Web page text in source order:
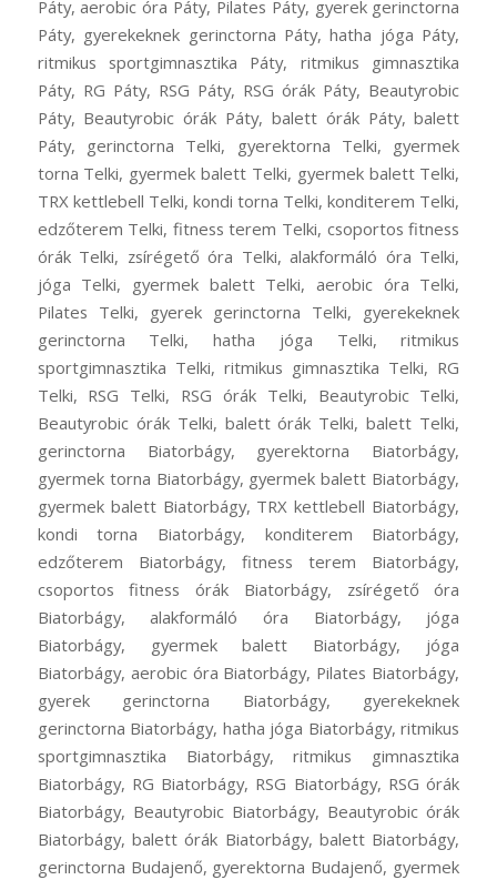
Páty, aerobic óra Páty, Pilates Páty, gyerek gerinctorna
Páty, gyerekeknek gerinctorna Páty, hatha jóga Páty,
ritmikus sportgimnasztika Páty, ritmikus gimnasztika
Páty, RG Páty, RSG Páty, RSG órák Páty, Beautyrobic
Páty, Beautyrobic órák Páty, balett órák Páty, balett
Páty, gerinctorna Telki, gyerektorna Telki, gyermek
torna Telki, gyermek balett Telki, gyermek balett Telki,
TRX kettlebell Telki, kondi torna Telki, konditerem Telki,
edzőterem Telki, fitness terem Telki, csoportos fitness
órák Telki, zsírégető óra Telki, alakformáló óra Telki,
jóga Telki, gyermek balett Telki, aerobic óra Telki,
Pilates Telki, gyerek gerinctorna Telki, gyerekeknek
gerinctorna Telki, hatha jóga Telki, ritmikus
sportgimnasztika Telki, ritmikus gimnasztika Telki, RG
Telki, RSG Telki, RSG órák Telki, Beautyrobic Telki,
Beautyrobic órák Telki, balett órák Telki, balett Telki,
gerinctorna Biatorbágy, gyerektorna Biatorbágy,
gyermek torna Biatorbágy, gyermek balett Biatorbágy,
gyermek balett Biatorbágy, TRX kettlebell Biatorbágy,
kondi torna Biatorbágy, konditerem Biatorbágy,
edzőterem Biatorbágy, fitness terem Biatorbágy,
csoportos fitness órák Biatorbágy, zsírégető óra
Biatorbágy, alakformáló óra Biatorbágy, jóga
Biatorbágy, gyermek balett Biatorbágy, jóga
Biatorbágy, aerobic óra Biatorbágy, Pilates Biatorbágy,
gyerek gerinctorna Biatorbágy, gyerekeknek
gerinctorna Biatorbágy, hatha jóga Biatorbágy, ritmikus
sportgimnasztika Biatorbágy, ritmikus gimnasztika
Biatorbágy, RG Biatorbágy, RSG Biatorbágy, RSG órák
Biatorbágy, Beautyrobic Biatorbágy, Beautyrobic órák
Biatorbágy, balett órák Biatorbágy, balett Biatorbágy,
gerinctorna Budajenő, gyerektorna Budajenő, gyermek